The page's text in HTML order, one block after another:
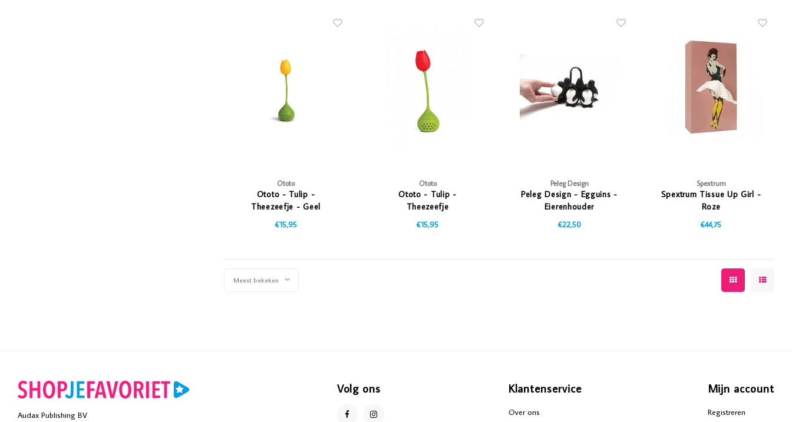
Ototo
Ototo - Tulip -
Theezeefje - Geel
€15,95
Ototo
Ototo - Tulip -
Theezeefje
€15,95
Peleg Design
Peleg Design - Egguins -
Eierenhouder
€22,50
Spextrum
Spextrum Tissue Up Girl -
Roze
€44,75
Meest bekeken
Audax Publishing BV
Volg ons Klantenservice
Over ons
Mijn account
Registreren